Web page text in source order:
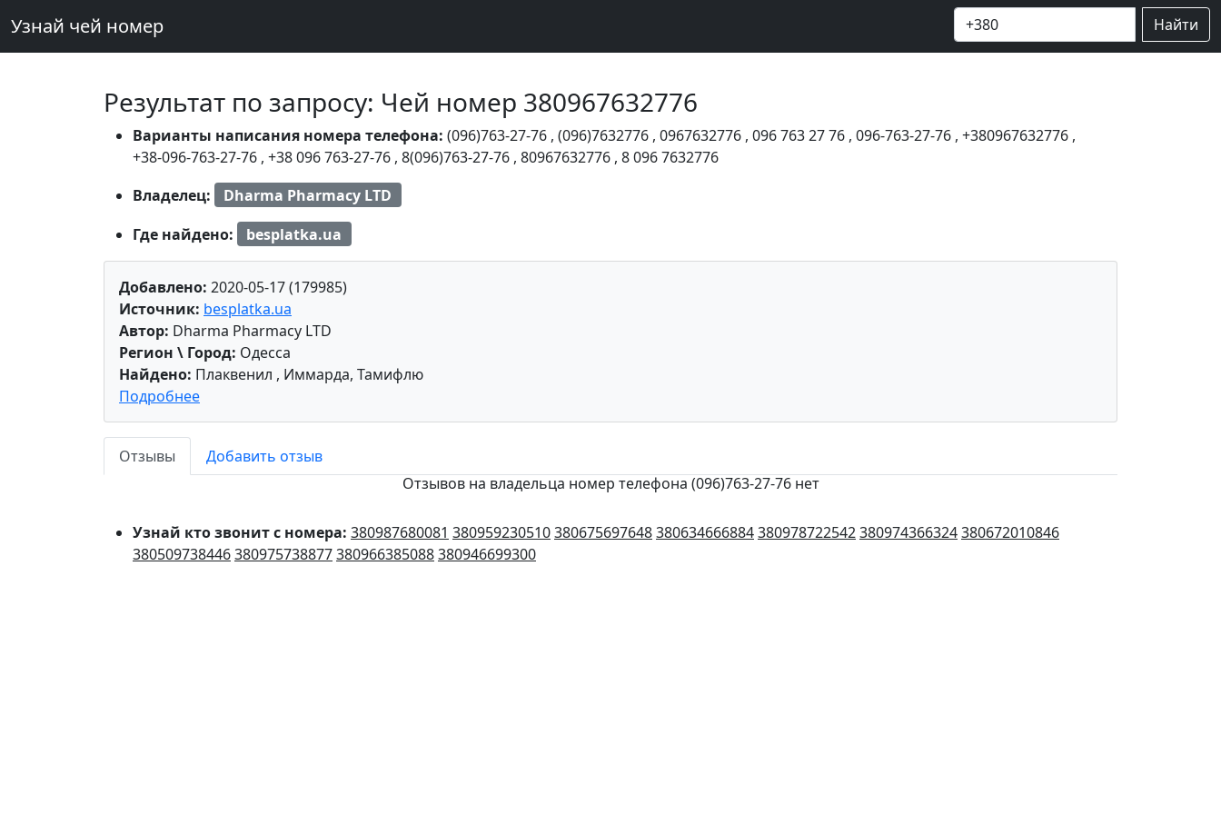
Узнай чей номер Найти
Результат по запросу: Чей номер 380967632776
Варианты написания номера телефона: (096)763-27-76 , (096)7632776 , 0967632776 , 096 763 27 76 , 096-763-27-76 , +380967632776 ,
+38-096-763-27-76 , +38 096 763-27-76 , 8(096)763-27-76 , 80967632776 , 8 096 7632776
Владелец:
Dharma Pharmacy LTD
Где найдено:
besplatka.ua
Добавлено: 2020-05-17 (179985)
Источник: besplatka.ua
Автор: Dharma Pharmacy LTD
Регион \ Город: Одесса
Найдено: Плаквенил , Иммарда, Тамифлю
Подробнее
Отзывы
Добавить отзыв
Отзывов на владельца номер телефона (096)763-27-76 нет
Узнай кто звонит с номера: 380987680081 380959230510380675697648380634666884380978722542380974366324380672010846
380509738446380975738877380966385088380946699300